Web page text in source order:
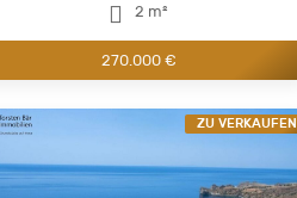
2 m²
270.000 €
ZU VERKAUFEN